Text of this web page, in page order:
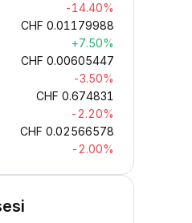
-14.40%
CHF 0.01179988
+7.50%
CHF 0.00605447
-3.50%
CHF 0.674831
-2.20%
CHF 0.02566578
-2.00%